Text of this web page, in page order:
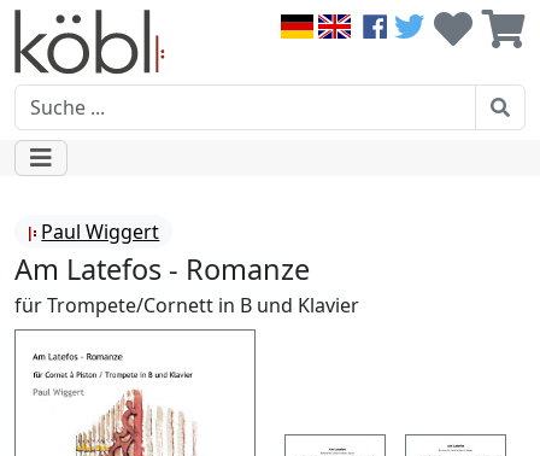
Paul Wiggert
Am Latefos - Romanze
für Trompete/Cornett in B und Klavier